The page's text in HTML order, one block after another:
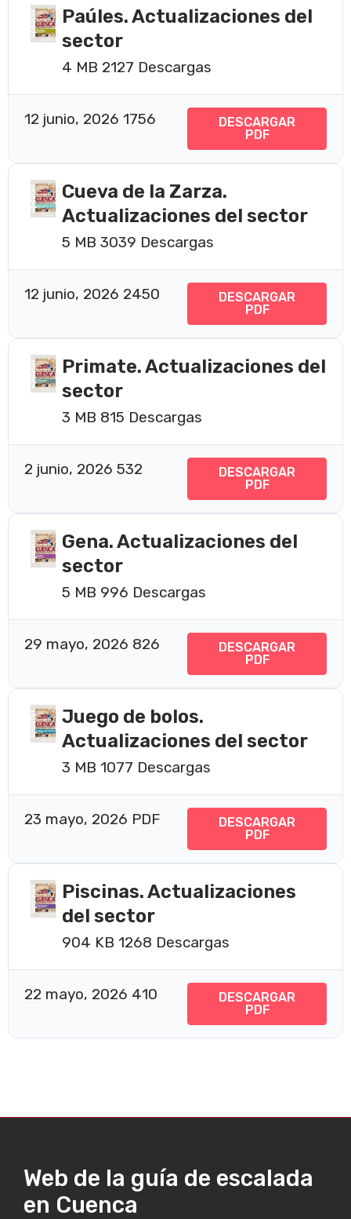
Paúles. Actualizaciones del
sector
4 MB 2127 Descargas
12 junio, 2026 1756
DESCARGAR
PDF
Cueva de la Zarza.
Actualizaciones del sector
5 MB 3039 Descargas
12 junio, 2026 2450
DESCARGAR
PDF
Primate. Actualizaciones del
sector
3 MB 815 Descargas
2 junio, 2026 532
DESCARGAR
PDF
Gena. Actualizaciones del
sector
5 MB 996 Descargas
29 mayo, 2026 826
DESCARGAR
PDF
Juego de bolos.
Actualizaciones del sector
3 MB 1077 Descargas
23 mayo, 2026 PDF
DESCARGAR
PDF
Piscinas. Actualizaciones
del sector
904 KB 1268 Descargas
22 mayo, 2026 410
DESCARGAR
PDF
Web de la guía de escalada
en Cuenca